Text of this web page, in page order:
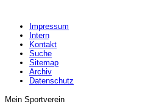
Impressum
Intern
Kontakt
Suche
Sitemap
Archiv
Datenschutz
Mein Sportverein